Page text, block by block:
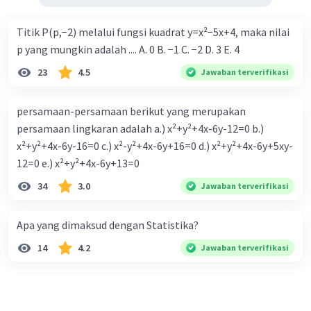
Rara R Level 56
26 November 2023 16:46
Jawaban terverifikasi
* Rumus teorema phytagoras
a = sqrt(c ^ 2 - b ^ 2)
dengan a,b adalah sisi siku-siku dan c adalah
sisimiring/hipotenusa
* sin A = sisi depan sudut A/sisi miring
PQ = sqrt(5 ^ 2 - 3 ^ 2)
PQ = sqrt(25 - 9)
Titik P(p,−2) melalui fungsi kuadrat y=x²−5x+4, maka nilai
p yang mungkin adalah .... A. 0 B. −1 C. −2 D. 3 E. 4
23 4.5 Jawaban terverifikasi
persamaan-persamaan berikut yang merupakan
persamaan lingkaran adalah a.) x²+y²+4x-6y-12=0 b.)
x²+y²+4x-6y-16=0 c.) x²-y²+4x-6y+16=0 d.) x²+y²+4x-6y+5xy-
12=0 e.) x²+y²+4x-6y+13=0
34 3.0 Jawaban terverifikasi
Apa yang dimaksud dengan Statistika?
14 4.2 Jawaban terverifikasi